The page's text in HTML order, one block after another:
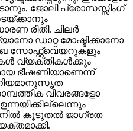
ജോലി പ്രോസസ്സിംഗ്
രീതി. ചിലര്‍
ഡാറ്റ മോഷ്ടിക്കാനോ
സോഫ്റ്റ്‌വെയറുകളും
വ്യക്തികള്‍ക്കും
ഭീഷണിയാണെന്ന്
നിയമാനുസൃത
വിവരങ്ങളോ
കൂടുതല്‍ ജാഗ്രത